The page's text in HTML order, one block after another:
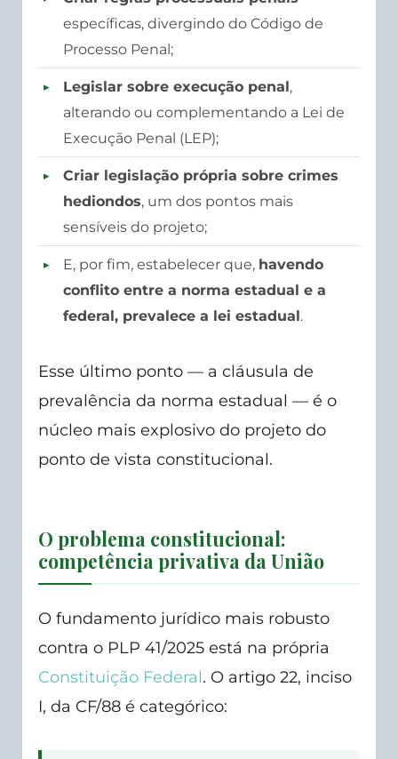
específicas, divergindo do Código de
Processo Penal;
Legislar sobre execução penal,
alterando ou complementando a Lei de
Execução Penal (LEP);
Criar legislação própria sobre crimes
hediondos, um dos pontos mais
sensíveis do projeto;
E, por fim, estabelecer que, havendo
conflito entre a norma estadual e a
federal, prevalece a lei estadual.
Esse último ponto — a cláusula de
prevalência da norma estadual — é o
núcleo mais explosivo do projeto do
ponto de vista constitucional.
O problema constitucional:
competência privativa da União
O fundamento jurídico mais robusto
contra o PLP 41/2025 está na própria
Constituição Federal. O artigo 22, inciso
I, da CF/88 é categórico: